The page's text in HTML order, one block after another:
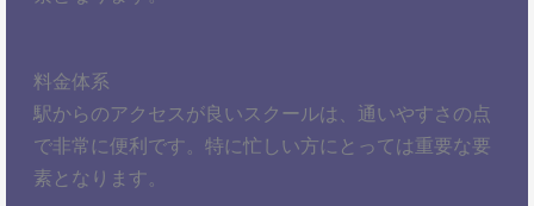
料金体系
駅からのアクセスが良いスクールは、通いやすさの点
で非常に便利です。特に忙しい方にとっては重要な要
素となります。